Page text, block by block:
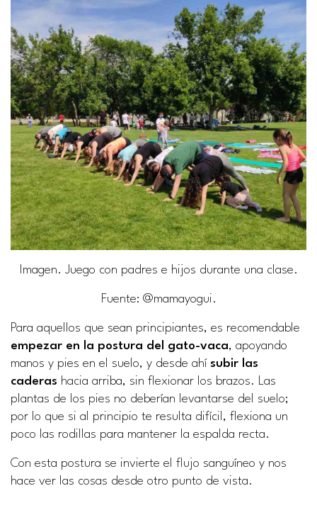
Imagen. Juego con padres e hijos durante una clase.
Fuente: @mamayogui.
Para aquellos que sean principiantes, es recomendable
empezar en la postura del gato-vaca, apoyando
manos y pies en el suelo, y desde ahí subir las
caderas hacia arriba, sin flexionar los brazos. Las
plantas de los pies no deberían levantarse del suelo;
por lo que si al principio te resulta difícil, flexiona un
poco las rodillas para mantener la espalda recta.
Con esta postura se invierte el flujo sanguíneo y nos
hace ver las cosas desde otro punto de vista.